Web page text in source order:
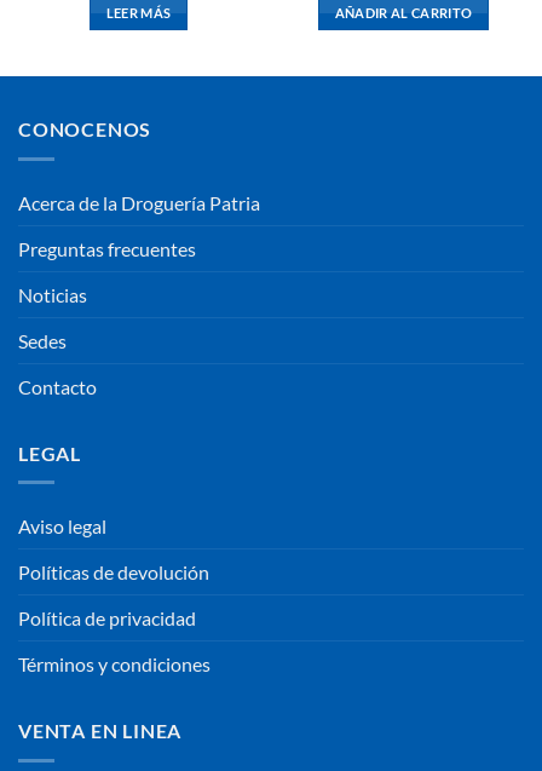
LEER MÁS AÑADIR AL CARRITO
CONOCENOS
Acerca de la Droguería Patria
Preguntas frecuentes
Noticias
Sedes
Contacto
LEGAL
Aviso legal
Políticas de devolución
Política de privacidad
Términos y condiciones
VENTA EN LINEA